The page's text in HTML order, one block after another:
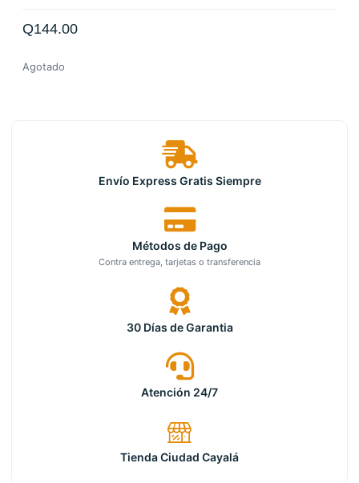
Q144.00
Agotado
Envío Express Gratis Siempre
Métodos de Pago
Contra entrega, tarjetas o transferencia
30 Días de Garantia
Atención 24/7
Tienda Ciudad Cayalá